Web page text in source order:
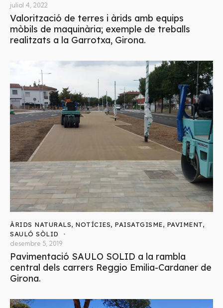
juliol 4, 2022
Valorització de terres i àrids amb equips
mòbils de maquinària; exemple de treballs
realitzats a la Garrotxa, Girona.
ÀRIDS NATURALS, NOTÍCIES, PAISATGISME, PAVIMENT,
SAULÓ SÒLID
desembre 5, 2019
Pavimentació SAULO SOLID a la rambla
central dels carrers Reggio Emilia-Cardaner de
Girona.